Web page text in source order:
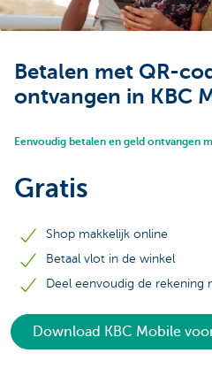
Betalen met QR-
ontvangen in KBC
Eenvoudig betalen en geld ontvangen
Gratis
Shop makkelijk online
Betaal vlot in de winkel
Deel eenvoudig de rekening
Download KBC Mobile